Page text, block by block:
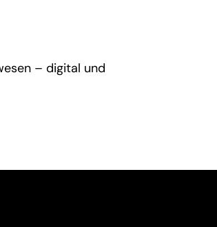
– digital und